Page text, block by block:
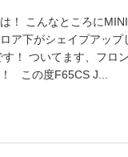
！ こんなところに
ア下がシェイプアップ
す！ ついてます、フロ
この度F65CS J...